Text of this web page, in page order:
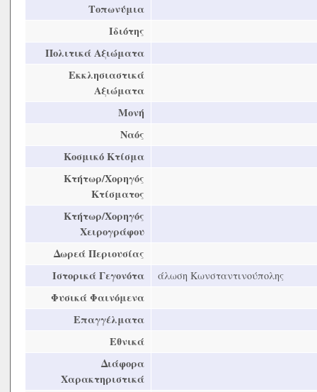
Τοπωνύμια
Ιδιότης
Πολιτικά Αξιώματα
Εκκλησιαστικά
Αξιώματα
Μονή
Ναός
Κοσμικό Κτίσμα
Κτήτωρ/Χορηγός
Κτίσματος
Κτήτωρ/Χορηγός
Χειρογράφου
Δωρεά Περιουσίας
Ιστορικά Γεγονότα
άλωση Κωνσταντινούπολης
Φυσικά Φαινόμενα
Επαγγέλματα
Εθνικά
Διάφορα
Χαρακτηριστικά